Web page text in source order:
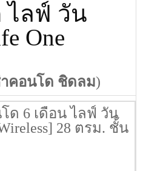
ไลฟ์ วัน
One
าคอนโด ชิดลม)
ด 6 เดือน ไลฟ์ วัน
28 ตรม. ชั้น